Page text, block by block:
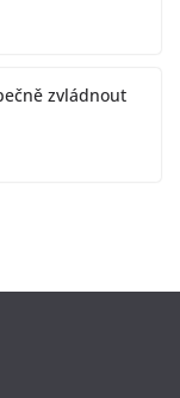
zvládnout